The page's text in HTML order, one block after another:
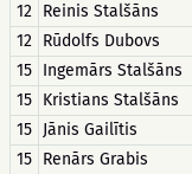
12 Reinis Stalšāns
12 Rūdolfs Dubovs
15 Ingemārs Stalšāns
15 Kristians Stalšāns
15 Jānis Gailītis
15 Renārs Grabis